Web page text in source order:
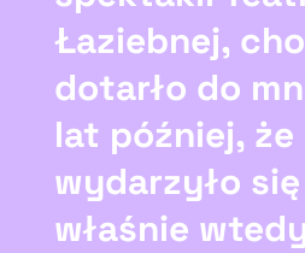
Łaziebnej,
dotarło do
lat później, że
wydarzyło
właśnie